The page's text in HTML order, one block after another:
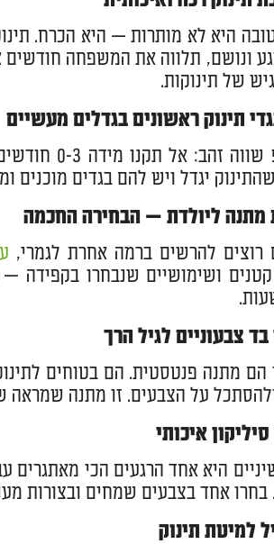
היא לא מותרות — היא הכרח.
ונושם, תלווה את המשפחה חודשים
של תינוקות.
יגדל ויש להם בגדים מוכנים
להרשים ברמה אחרת לגמרי,
ושימושיים שנבחרו בקפידה
הם מתנה פנטסטית. הם בטוחים
על הצבעים. זו מתנה
בחרו אחד בצבעים שמחים ובצורות